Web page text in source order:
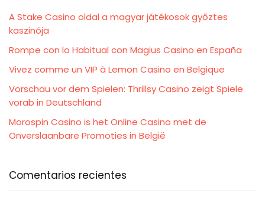
A Stake Casino oldal a magyar játékosok győztes
kaszinója
Rompe con lo Habitual con Magius Casino en España
Vivez comme un VIP à Lemon Casino en Belgique
Vorschau vor dem Spielen: Thrillsy Casino zeigt Spiele
vorab in Deutschland
Morospin Casino is het Online Casino met de
Onverslaanbare Promoties in België
Comentarios recientes